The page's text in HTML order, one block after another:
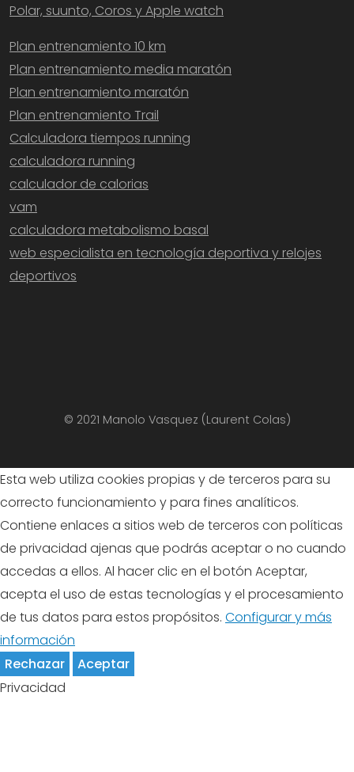
Polar, suunto, Coros y Apple watch
Plan entrenamiento 10 km
Plan entrenamiento media maratón
Plan entrenamiento maratón
Plan entrenamiento Trail
Calculadora tiempos running
calculadora running
calculador de calorias
vam
calculadora metabolismo basal
web especialista en tecnología deportiva y relojes
deportivos
© 2021 Manolo Vasquez (Laurent Colas)
Esta web utiliza cookies propias y de terceros para su
correcto funcionamiento y para fines analíticos.
Contiene enlaces a sitios web de terceros con políticas
de privacidad ajenas que podrás aceptar o no cuando
accedas a ellos. Al hacer clic en el botón Aceptar,
acepta el uso de estas tecnologías y el procesamiento
de tus datos para estos propósitos. Configurar y más
información
Rechazar
Aceptar
Privacidad